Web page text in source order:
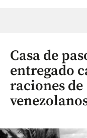
Casa de
entregado
raciones